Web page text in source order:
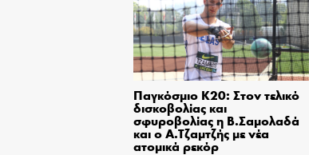
Παγκόσμιο Κ20: Στον τελικό
δισκοβολίας και
σφυροβολίας η Β.Σαμολαδά
και ο Α.Τζαμτζής με νέα
ατομικά ρεκόρ